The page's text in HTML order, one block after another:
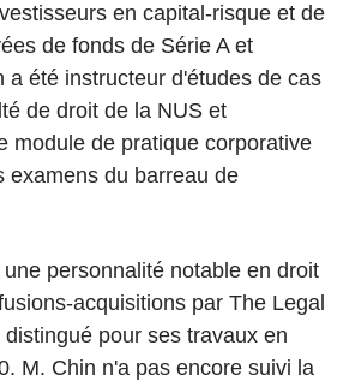
en capital-risque et de
de fonds de Série A et
a été instructeur d'études de cas
de droit de la NUS et
module de pratique corporative
examens du barreau de
personnalité notable en droit
acquisitions par The Legal
pour ses travaux en
M. Chin n'a pas encore suivi la